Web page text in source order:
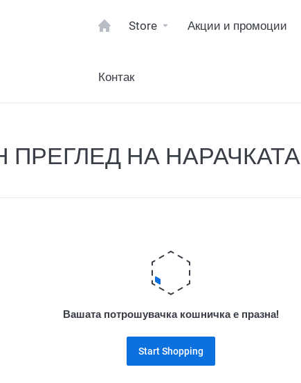
Store Акции и промоции
Контак
ПРЕГЛЕД НА НАРАЧКАТА
Вашата потрошувачка кошничка е празна!
Start Shopping